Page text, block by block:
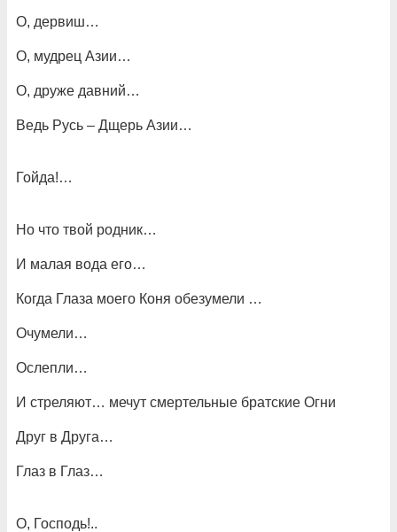
О, дервиш…
О, мудрец Азии…
О, друже давний…
Ведь Русь – Дщерь Азии…
Гойда!…
Но что твой родник…
И малая вода его…
Когда Глаза моего Коня обезумели …
Очумели…
Ослепли…
И стреляют… мечут смертельные братские Огни
Друг в Друга…
Глаз в Глаз…
О, Господь!..